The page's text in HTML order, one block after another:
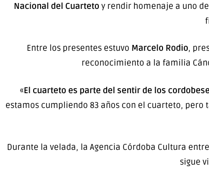
Nacional del Cuarteto y rendir homenaje a uno
Entre los presentes estuvo Marcelo Rodio,
reconocimiento a la familia
«El cuarteto es parte del sentir de los
estamos cumpliendo 83 años con el cuarteto,
Durante la velada, la Agencia Córdoba Cultura
sigue